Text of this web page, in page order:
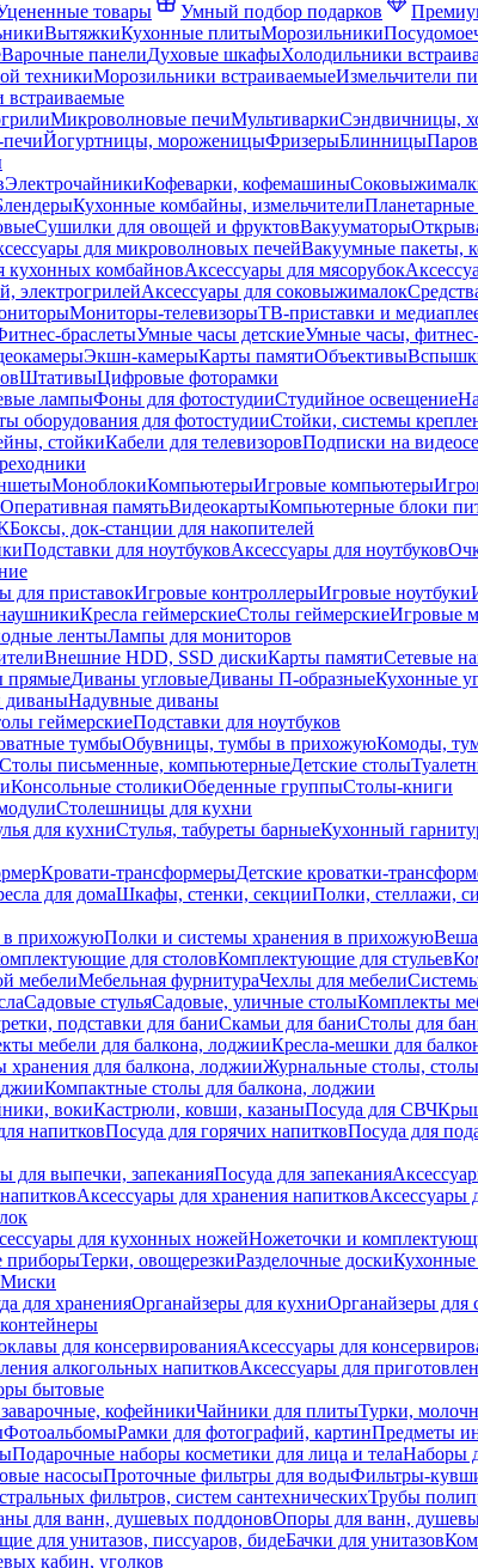
товары Умный подбор подарков
ВытяжкиКухонные плитыМорозильники
Варочные панелиДуховые шкафыХолодильники
техникиМорозильники встраиваемыеИзмельчители
встраиваемые
Микроволновые печиМультиваркиСэндвичницы,
Йогуртницы, мороженицыФризерыБлинницы
ЭлектрочайникиКофеварки, кофемашины
Кухонные комбайны, измельчители
Сушилки для овощей и фруктовВакууматоры
для микроволновых печейВакуумные пакеты,
кухонных комбайновАксессуары для мясорубок
электрогрилейАксессуары для соковыжималок
Мониторы-телевизорыТВ-приставки и
браслетыУмные часы детскиеУмные часы,
Экшн-камерыКарты памятиОбъективы
ШтативыЦифровые фоторамки
лампыФоны для фотостудииСтудийное освещение
оборудования для фотостудииСтойки, системы
стойкиКабели для телевизоровПодписки на
МоноблокиКомпьютерыИгровые компьютеры
Оперативная памятьВидеокартыКомпьютерные блоки
Боксы, док-станции для накопителей
Подставки для ноутбуковАксессуары для ноутбуков
для приставокИгровые контроллерыИгровые ноутбуки
Кресла геймерскиеСтолы геймерскиеИгровые
лентыЛампы для мониторов
Внешние HDD, SSD дискиКарты памятиСетевые
прямыеДиваны угловыеДиваны П-образныеКухонные
диваныНадувные диваны
геймерскиеПодставки для ноутбуков
тумбыОбувницы, тумбы в прихожуюКомоды,
Столы письменные, компьютерныеДетские столы
Консольные столикиОбеденные группыСтолы-книги
Столешницы для кухни
для кухниСтулья, табуреты барныеКухонный
Кровати-трансформерыДетские кроватки-
для домаШкафы, стенки, секцииПолки, стеллажи,
прихожуюПолки и системы хранения в прихожую
для столовКомплектующие для стульев
мебелиМебельная фурнитураЧехлы для мебели
Садовые стульяСадовые, уличные столыКомплекты
подставки для баниСкамьи для баниСтолы для
мебели для балкона, лоджииКресла-мешки для
хранения для балкона, лоджииЖурнальные столы,
Компактные столы для балкона, лоджии
вокиКастрюли, ковши, казаныПосуда для СВЧ
напитковПосуда для горячих напитковПосуда для
для выпечки, запеканияПосуда для запекания
Аксессуары для хранения напитковАксессуары
для кухонных ножейНожеточки и
приборыТерки, овощерезкиРазделочные доски
Миски
для храненияОрганайзеры для кухниОрганайзеры для
для консервированияАксессуары для
алкогольных напитковАксессуары для
бытовые
кофейникиЧайники для плитыТурки,
ФотоальбомыРамки для фотографий, картинПредметы
Подарочные наборы косметики для лица и телаНаборы
насосыПроточные фильтры для водыФильтры-
фильтров, систем сантехническихТрубы
для ванн, душевых поддоновОпоры для ванн,
для унитазов, писсуаров, бидеБачки для унитазов
кабин, уголков